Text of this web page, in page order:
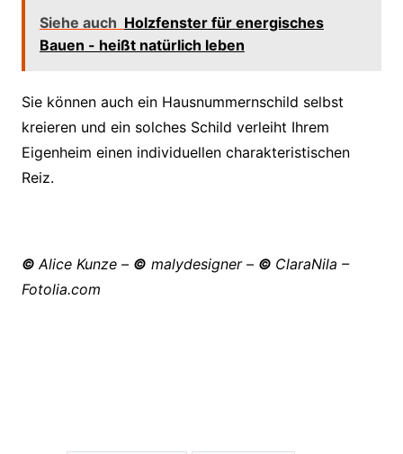
Siehe auch Holzfenster für energisches
Bauen - heißt natürlich leben
Sie können auch ein Hausnummernschild selbst
kreieren und ein solches Schild verleiht Ihrem
Eigenheim einen individuellen charakteristischen
Reiz.
© Alice Kunze– © malydesigner– © ClaraNila –
Fotolia.com